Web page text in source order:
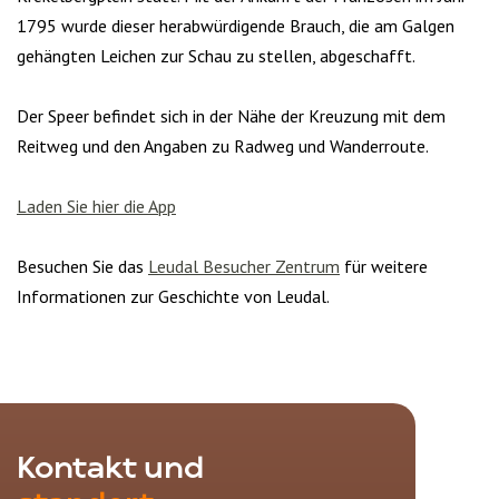
1795 wurde dieser herabwürdigende Brauch, die am Galgen
gehängten Leichen zur Schau zu stellen, abgeschafft.
Der Speer befindet sich in der Nähe der Kreuzung mit dem
Reitweg und den Angaben zu Radweg und Wanderroute.
Laden Sie hier die App
Besuchen Sie das Leudal Besucher Zentrum für weitere
Informationen zur Geschichte von Leudal.
Kontakt und